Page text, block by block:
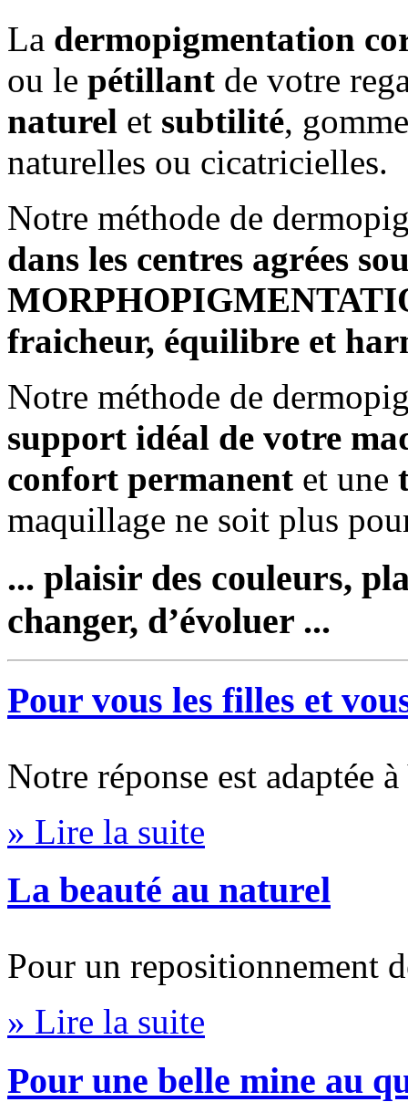
La dermopigmentation
ou le pétillant de votre
naturel et subtilité,
naturelles ou cicatricielles.
Notre méthode de
dans les centres agrées
fraicheur, équilibre et
Notre méthode de
support idéal de votre
confort permanent et une
maquillage ne soit plus
... plaisir des couleurs,
changer, d’évoluer ...
Pour vous les filles et
Notre réponse est adaptée
» Lire la suite
La beauté au naturel
Pour un repositionnement
» Lire la suite
Pour une belle mine au